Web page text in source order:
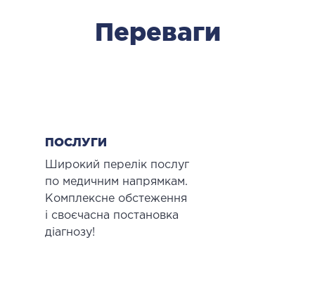
хірургія
ТА ОРТОПЕДІЯ
Переваги
ПОСЛУГИ
Широкий перелік послуг
по медичним напрямкам.
Комплексне обстеження
і своєчасна постановка
діагнозу!